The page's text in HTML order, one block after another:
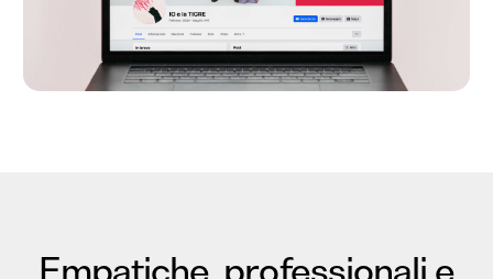
Empatiche, professionali e